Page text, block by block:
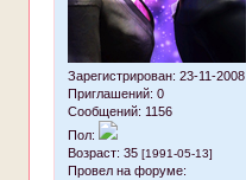
Зарегистрирован: 23-11-2008
Приглашений: 0
Сообщений: 1156
Пол:
Возраст: 35 [1991-05-13]
Провел на форуме: